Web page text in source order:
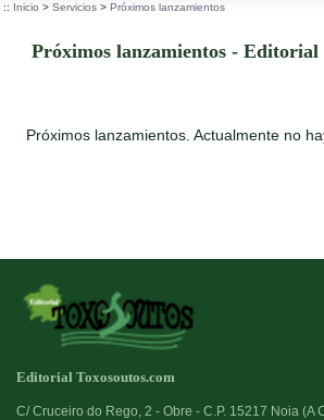
:: Inicio > Servicios > Próximos lanzamientos
Próximos lanzamientos - Editorial
Próximos lanzamientos. Actualmente no
Editorial Toxosoutos.com
C/ Cruceiro do Rego, 2 - Obre - C.P. 15217 Noia (A